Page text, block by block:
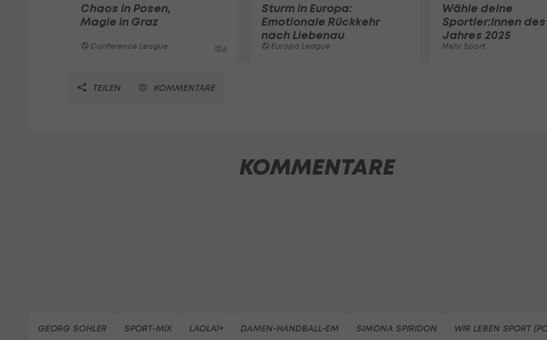
Chaos in Posen,
Magie in Graz
Conference League 6
Sturm in Europa:
Emotionale Rückkehr
nach Liebenau
Europa League
Wähle deine
Sportler:innen des
Jahres 2025
Mehr Sport
TEILEN KOMMENTARE
KOMMENTARE
GEORG SOHLER SPORT-MIX LAOLA1+ DAMEN-HANDBALL-EM SIMONA SPIRIDON WIR LEBEN SPORT